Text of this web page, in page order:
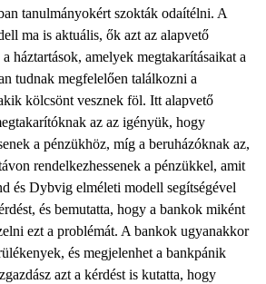
tanulmányokért szokták odaítélni. A
ma is aktuális, ők azt az alapvető
háztartások, amelyek megtakarításaikat a
tudnak megfelelően találkozni a
kölcsönt vesznek föl. Itt alapvető
az az igényük, hogy
a pénzükhöz, míg a beruházóknak az,
rendelkezhessenek a pénzükkel, amit
és Dybvig elméleti modell segítségével
és bemutatta, hogy a bankok miként
ezt a problémát. A bankok ugyanakkor
és megjelenhet a bankpánik
azt a kérdést is kutatta, hogy